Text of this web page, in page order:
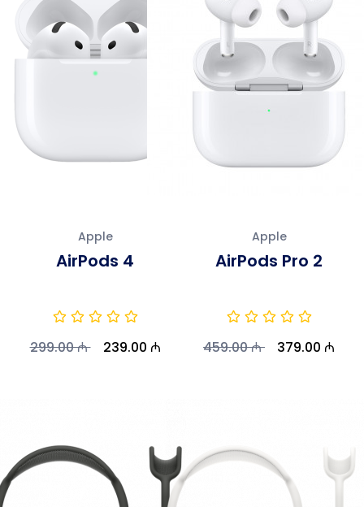
Apple
AirPods 4
299.00 ₼ 239.00 ₼
Apple
AirPods Pro 2
459.00 ₼ 379.00 ₼